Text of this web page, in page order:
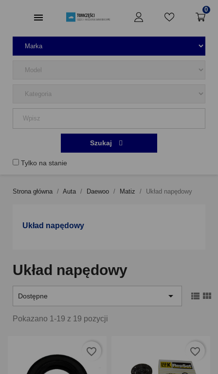
0
Tylko na stanie
Szukaj
Strona główna Auta Daewoo Matiz Układ napędowy
Układ napędowy
Układ napędowy
Dostępne   
Pokazano 1-19 z 19 pozycji
favorite_border favorite_border